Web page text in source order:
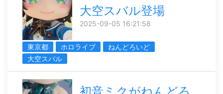
大空スバル登場
2025-09-05 16:21:58
東京都 ホロライブ
ねんどろいど
大空スバル